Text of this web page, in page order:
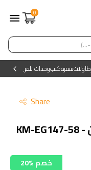
0
طاولاتسفرةكنبوحدات تلفزيون
Share
20% خصم